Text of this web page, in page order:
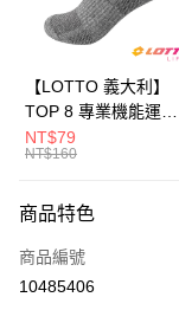
悠遊付
ATM付款
付款後全家取貨
每筆NT$80，滿
付款後萊爾富取貨
【LOTTO 義大利】
TOP 8 專業機能運動
襪-加大款(灰藍-
LT9CMW8308)
NT$79
NT$160
商品特色
商品編號
10485406